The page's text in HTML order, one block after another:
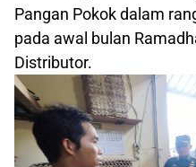
Pangan Pokok dalam
pada awal bulan
Distributor.